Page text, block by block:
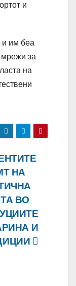
и
и им беа
мрежи за
на
НА
ВО
И